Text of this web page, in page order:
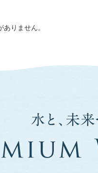
りません。